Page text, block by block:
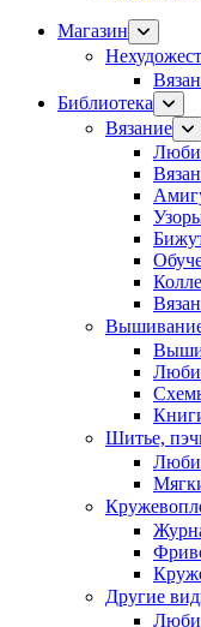
Магазин
Библиотека
Вязание
Шитье,
Другие